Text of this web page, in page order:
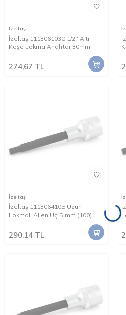
İzeltaş
İzeltaş 1113061030 1/2'' Altı
Köşe Lokma Anahtar 30mm
274,67 TL
İzeltaş
İzeltaş 1113064105 Uzun
Lokmalı Allen Uç 5 mm (100)
290,14 TL